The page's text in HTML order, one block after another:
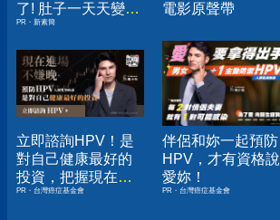
了! 肚子一天天變
小！
PR・新素簡
電影原聲帶
立即諮詢HPV！是
對自己健康最好的
投資，把握現在不
嫌晚！
PR・台灣癌症基金會
伴侶和妳一起預防
HPV，才有資格說
愛妳！
PR・台灣癌症基金會